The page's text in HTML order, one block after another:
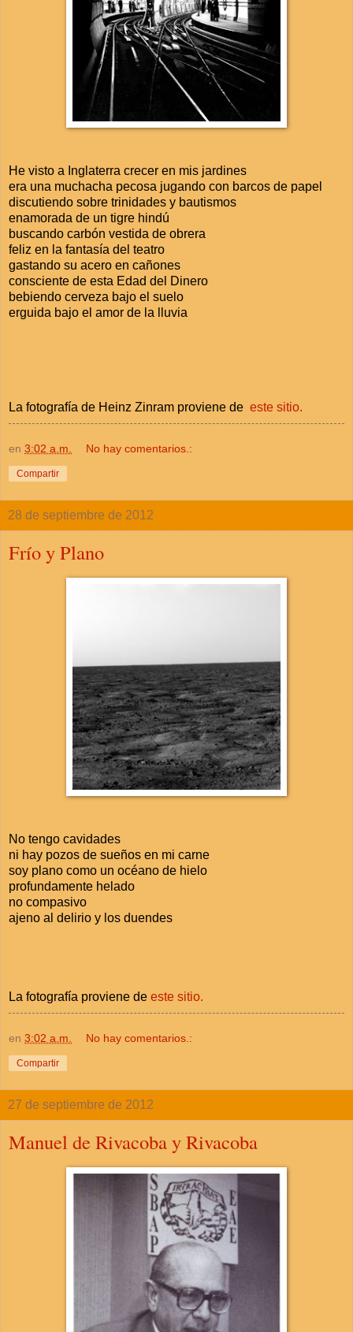
He visto a Inglaterra crecer en mis jardines
era una muchacha pecosa jugando con barcos de papel
discutiendo sobre trinidades y bautismos
enamorada de un tigre hindú
buscando carbón vestida de obrera
feliz en la fantasía del teatro
gastando su acero en cañones
consciente de esta Edad del Dinero
bebiendo cerveza bajo el suelo
erguida bajo el amor de la lluvia
La fotografía de Heinz Zinram proviene de este sitio.
en 3:02 a.m. No hay comentarios.:
Compartir
28 de septiembre de 2012
Frío y Plano
No tengo cavidades
ni hay pozos de sueños en mi carne
soy plano como un océano de hielo
profundamente helado
no compasivo
ajeno al delirio y los duendes
La fotografía proviene de este sitio.
en 3:02 a.m. No hay comentarios.:
Compartir
27 de septiembre de 2012
Manuel de Rivacoba y Rivacoba